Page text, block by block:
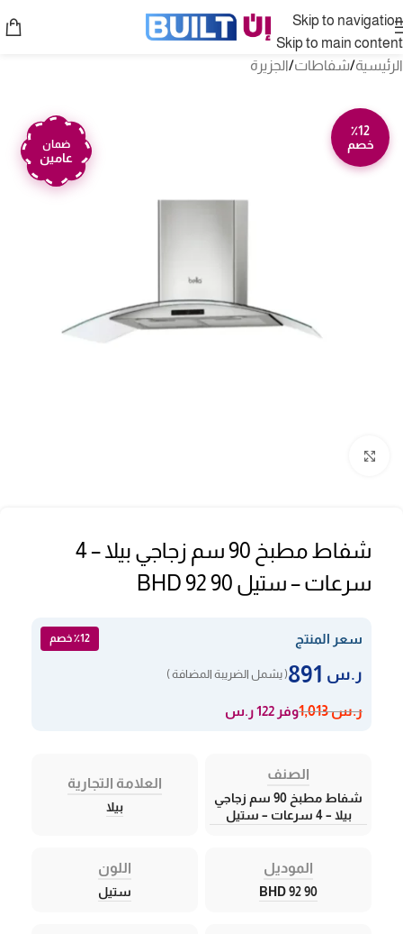
Skip to navigation
Skip to main content
الرئيسية/شفاطات/الجزيرة
٪12
خصم
ضمان
عامين
شفاط مطبخ 90 سم زجاجي بيلا – 4
سرعات – ستيل BHD 92 90
سعر المنتج ٪12 خصم
ر.س ( يشمل الضريبة المضافة )
ر.س1,013 وفر 122 ر.س
الصنف
شفاط مطبخ 90 سم زجاجي
بيلا – 4 سرعات – ستيل
العلامة التجارية
بيلا
الموديل
BHD 92 90
اللون
ستيل